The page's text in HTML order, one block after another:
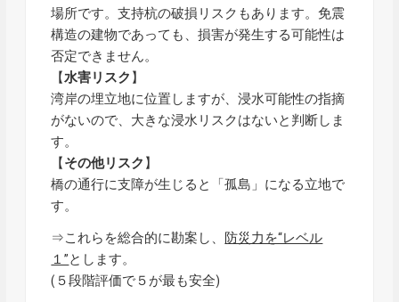
場所です。支持杭の破損リスクもあります。免震
構造の建物であっても、損害が発生する可能性は
否定できません。
【水害リスク 】
湾岸の埋立地に位置しますが、浸水可能性の指摘
がないので、大きな浸水リスクはないと判断しま
す。
【その他リスク 】
橋の通行に支障が生じると「孤島」になる立地で
す。
⇒これらを総合的に勘案し、 防災力を“レベル
１”とします。
(５段階評価で５が最も安全)